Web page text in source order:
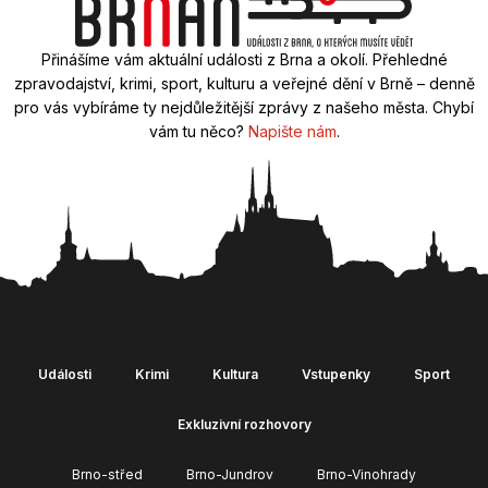
Přinášíme vám aktuální události z Brna a okolí. Přehledné
zpravodajství, krimi, sport, kulturu a veřejné dění v Brně – denně
pro vás vybíráme ty nejdůležitější zprávy z našeho města. Chybí
vám tu něco? Napište nám.
Události Krimi Kultura Vstupenky Sport
Exkluzivní rozhovory
Brno-střed Brno-Jundrov Brno-Vinohrady